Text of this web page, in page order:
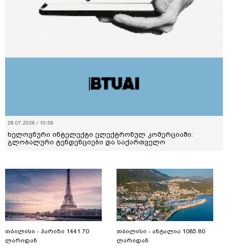
28.07.2026 / 10:59
ხელოვნური ინტელექტი ელექტრონულ კომერციაში:
გლობალური ტენდენციები და საქართველო
თბილისი - პარიზი 1441.70
ლარიდან
თბილისი - ანტალია 1085.80
ლარიდან